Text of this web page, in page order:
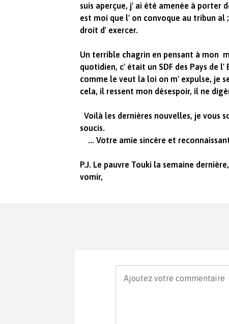
suis aperçue, j' ai été amenée à porter
est moi que l' on convoque au tribun
droit d' exercer.
Un terrible chagrin en pensant à mon
quotidien, c' était un SDF des Pays de
comme le veut la loi on m' expulse, je
cela, il ressent mon désespoir, il ne
Voilà les dernières nouvelles, je vous
soucis.
... Votre amie sincère et
P.J. Le pauvre Touki la semaine
vomir,